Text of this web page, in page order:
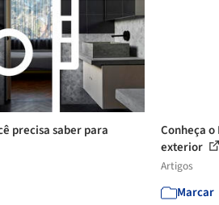
precisa saber para
Conheça
exterior
Artigos
Marcar